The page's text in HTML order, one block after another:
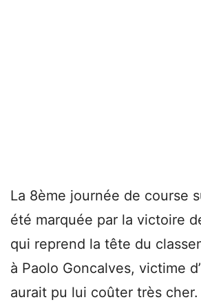
La 8ème journée de course
été marquée par la victoire
qui reprend la tête du
à Paolo Goncalves, victime
aurait pu lui coûter très cher.